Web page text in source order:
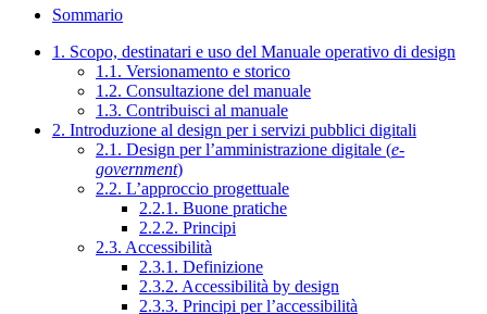
Sommario
1. Scopo, destinatari e uso del Manuale operativo di design
1.1. Versionamento e storico
1.2. Consultazione del manuale
1.3. Contribuisci al manuale
2. Introduzione al design per i servizi pubblici digitali
2.1. Design per l’amministrazione digitale (e-
government)
2.2. L’approccio progettuale
2.2.1. Buone pratiche
2.2.2. Principi
2.3. Accessibilità
2.3.1. Definizione
2.3.2. Accessibilità by design
2.3.3. Principi per l’accessibilità